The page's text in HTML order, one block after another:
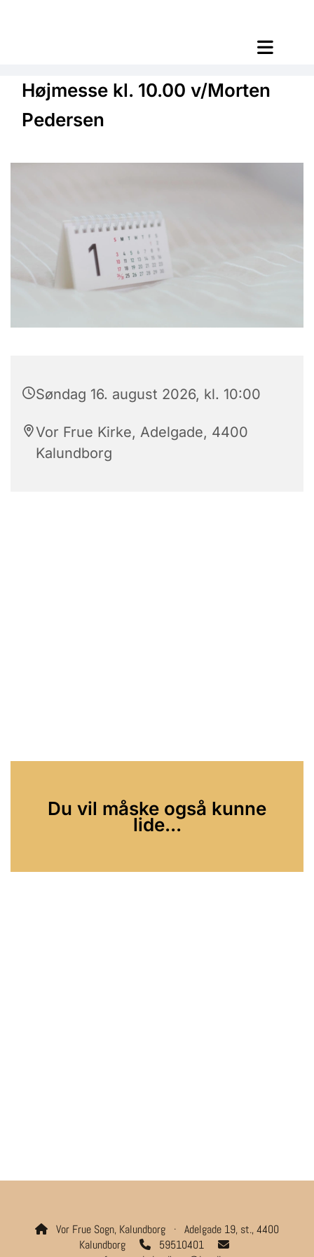
Højmesse kl. 10.00 v/Morten
Pedersen
Søndag 16. august 2026, kl. 10:00
Vor Frue Kirke, Adelgade, 4400
Kalundborg
Du vil måske også kunne
lide...

Vor Frue Sogn, Kalundborg · Adelgade 19, st., 4400
Kalundborg
 59510401 